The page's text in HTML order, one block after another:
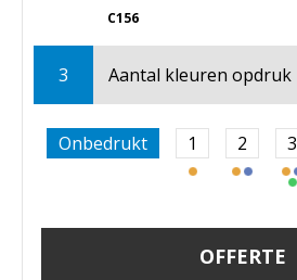
C156
3 Aantal kleuren opdruk
Onbedrukt 1 2 3
OFFERTE